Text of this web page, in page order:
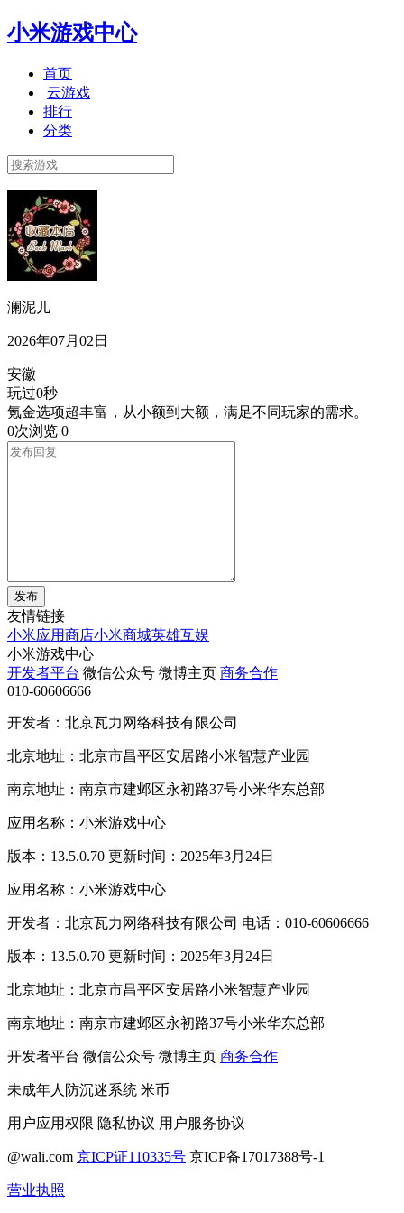
小米游戏中心
首页
云游戏
排行
分类
澜泥儿
2026年07月02日
安徽
玩过0秒
氪金选项超丰富，从小额到大额，满足不同玩家的需求。
0次浏览 0
发布
友情链接
小米应用商店小米商城英雄互娱
小米游戏中心
开发者平台 微信公众号 微博主页 商务合作
010-60606666
开发者：北京瓦力网络科技有限公司
北京地址：北京市昌平区安居路小米智慧产业园
南京地址：南京市建邺区永初路37号小米华东总部
应用名称：小米游戏中心
版本：13.5.0.70 更新时间：2025年3月24日
应用名称：小米游戏中心
开发者：北京瓦力网络科技有限公司 电话：010-60606666
版本：13.5.0.70 更新时间：2025年3月24日
北京地址：北京市昌平区安居路小米智慧产业园
南京地址：南京市建邺区永初路37号小米华东总部
开发者平台 微信公众号 微博主页 商务合作
未成年人防沉迷系统 米币
用户应用权限 隐私协议 用户服务协议
@wali.com 京ICP证110335号 京ICP备17017388号-1
营业执照